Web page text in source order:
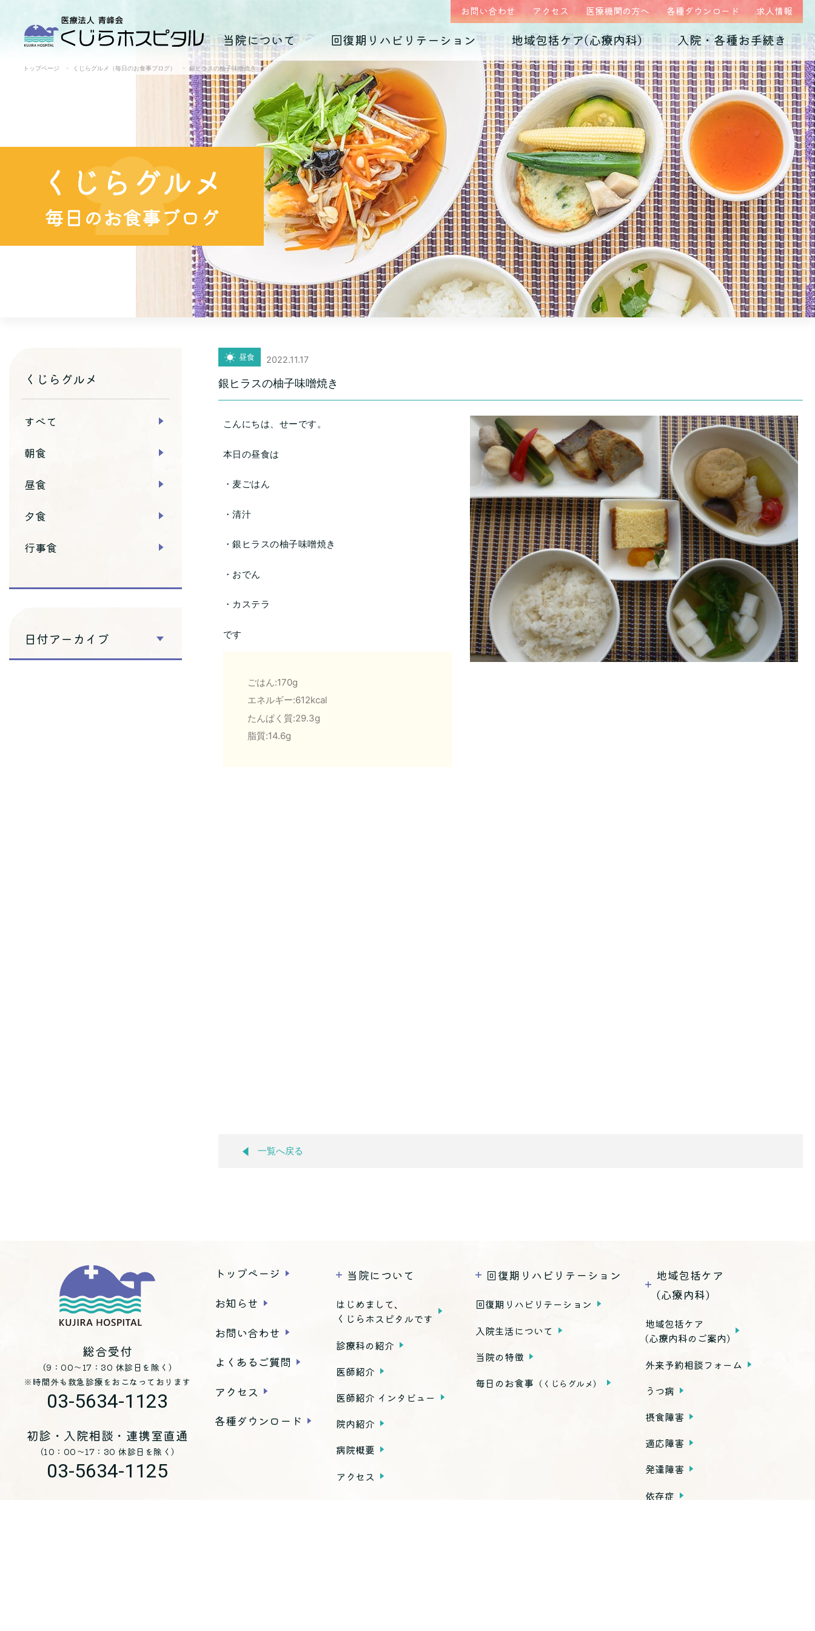
お問い合わせ アクセス 医療機関の方へ 各種ダウンロード 求人情報
当院について 回復期リハビリテーション 地域包括ケア(心療内科) 入院・各種お手続き
はじめまして、
くじらホスピタルです
診療科の紹介 医師紹介
医師紹介 インタビュー 院内紹介
病院概要
アクセス
回復期リハビリテーション 入院生活について
当院の特徴
毎日のお食事（くじらグルメ）
地域包括ケア(心療内科)のご案内 外来予約相談フォーム
うつ病
摂食障害
適応障害
発達障害
依存症
子育て不安・虐待
思春期の問題
老年期の問題 高次脳機能障害
入院のご案内 各種ダウンロード 診断書・証明書
トップページ くじらグルメ（毎日のお食事ブログ） 銀ヒラスの柚子味噌焼き
昼食 2022.11.17
銀ヒラスの柚子味噌焼き
こんにちは、せーです。
本日の昼食は
・麦ごはん
・清汁
・銀ヒラスの柚子味噌焼き
・おでん
・カステラ
です
ごはん:170g
エネルギー:612kcal
たんぱく質:29.3g
脂質:14.6g
一覧へ戻る
くじらグルメ
すべて
朝食
昼食
夕食
行事食
日付アーカイブ
総合受付
（9：00～17：30 休診日を除く）
※時間外も救急診療をおこなっております
03-5634-1123
初診・入院相談・連携室直通
（10：00～17：30 休診日を除く）
03-5634-1125
トップページ
お知らせ
お問い合わせ
よくあるご質問
アクセス
各種ダウンロード
当院について
はじめまして、
くじらホスピタルです
診療科の紹介
医師紹介
医師紹介 インタビュー
院内紹介
病院概要
アクセス
回復期リハビリテーション
回復期リハビリテーション
入院生活について
当院の特徴
毎日のお食事 （くじらグルメ）
地域包括ケア
(心療内科)
地域包括ケア
(心療内科のご案内)
外来予約相談フォーム
うつ病
摂食障害
適応障害
発達障害
依存症